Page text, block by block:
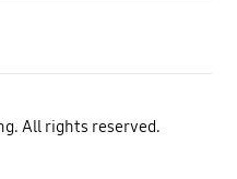
All rights reserved.